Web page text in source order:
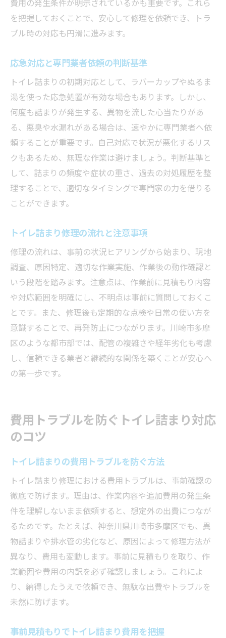
を把握しておくことで、安心して修理を依頼でき、トラ
ブル時の対応も円滑に進みます。
応急対応と専門業者依頼の判断基準
トイレ詰まりの初期対応として、ラバーカップやぬるま
湯を使った応急処置が有効な場合もあります。しかし、
何度も詰まりが発生する、異物を流した心当たりがあ
る、悪臭や水漏れがある場合は、速やかに専門業者へ依
頼することが重要です。自己対応で状況が悪化するリス
クもあるため、無理な作業は避けましょう。判断基準と
して、詰まりの頻度や症状の重さ、過去の対処履歴を整
理することで、適切なタイミングで専門家の力を借りる
ことができます。
トイレ詰まり修理の流れと注意事項
修理の流れは、事前の状況ヒアリングから始まり、現地
調査、原因特定、適切な作業実施、作業後の動作確認と
いう段階を踏みます。注意点は、作業前に見積もり内容
や対応範囲を明確にし、不明点は事前に質問しておくこ
とです。また、修理後も定期的な点検や日常の使い方を
意識することで、再発防止につながります。川崎市多摩
区のような都市部では、配管の複雑さや経年劣化も考慮
し、信頼できる業者と継続的な関係を築くことが安心へ
の第一歩です。
費用トラブルを防ぐトイレ詰まり対応
のコツ
トイレ詰まりの費用トラブルを防ぐ方法
トイレ詰まり修理における費用トラブルは、事前確認の
徹底で防げます。理由は、作業内容や追加費用の発生条
件を理解しないまま依頼すると、想定外の出費につなが
るためです。たとえば、神奈川県川崎市多摩区でも、異
物詰まりや排水管の劣化など、原因によって修理方法が
異なり、費用も変動します。事前に見積もりを取り、作
業範囲や費用の内訳を必ず確認しましょう。これによ
り、納得したうえで依頼でき、無駄な出費やトラブルを
未然に防げます。
事前見積もりでトイレ詰まり費用を把握